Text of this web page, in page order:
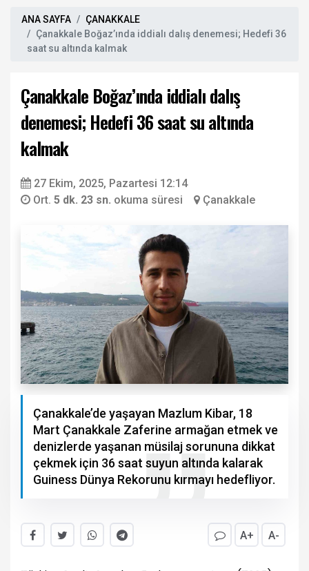
ANA SAYFA
ÇANAKKALE
Çanakkale Boğaz’ında iddialı dalış denemesi; Hedefi 36
saat su altında kalmak
Çanakkale Boğaz’ında iddialı dalış
denemesi; Hedefi 36 saat su altında
kalmak
27 Ekim, 2025, Pazartesi 12:14
Ort. 5 dk. 23 sn. okuma süresi Çanakkale
Çanakkale’de yaşayan Mazlum Kibar, 18
Mart Çanakkale Zaferine armağan etmek ve
denizlerde yaşanan müsilaj sorununa dikkat
çekmek için 36 saat suyun altında kalarak
Guiness Dünya Rekorunu kırmayı hedefliyor.
A+ A-